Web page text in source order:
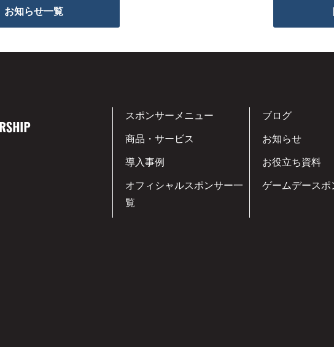
お知らせ一覧
スポンサーメニュー
商品・サービス
導入事例
オフィシャルスポンサー一
覧
ブログ
お知らせ
お役立ち資料
ゲームデースポ